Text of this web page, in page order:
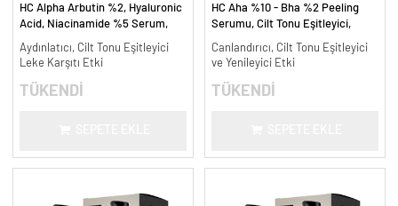
HC Alpha Arbutin %2, Hyaluronic
Acid, Niacinamide %5 Serum,
ml.
Aydınlatıcı, Cilt Tonu Eşitleyici
Leke Karşıtı Etki
TÜKENDİ
HC Aha %10 - Bha %2 Peeling
Serumu, Cilt Tonu Eşitleyici,
Canlandırıcı, Cilt Tonu Eşitleyici
ve Yenileyici Etki
TÜKENDİ